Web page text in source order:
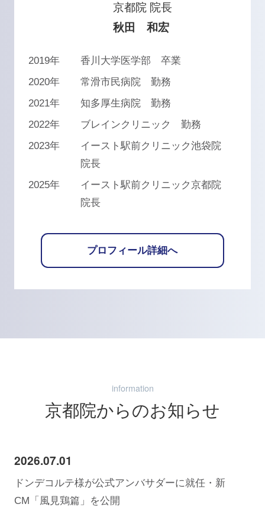
京都院 院長
秋田 和宏
2019年
香川大学医学部 卒業
2020年
常滑市民病院 勤務
2021年
知多厚生病院 勤務
2022年
ブレインクリニック 勤務
2023年
イースト駅前クリニック池袋院
院長
2025年
イースト駅前クリニック京都院
院長
プロフィール詳細へ
information
京都院からのお知らせ
2026.07.01
ドンデコルテ様が公式アンバサダーに就任・新
CM「風見鶏篇」を公開